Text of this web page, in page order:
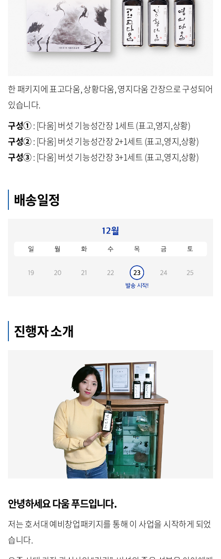
한 패키지에 표고다움, 상황다움, 영지다움 간장으로 구성되어
있습니다.
구성①: [다움] 버섯 기능성간장 1세트 (표고,영지,상황)
구성②: [다움] 버섯 기능성간장 2+1세트 (표고,영지,상황)
구성③: [다움] 버섯 기능성간장 3+1세트 (표고,영지,상황)
배송일정
진행자 소개
안녕하세요 다움 푸드입니다.
저는 호서대 예비창업패키지를 통해 이 사업을 시작하게 되었
습니다.